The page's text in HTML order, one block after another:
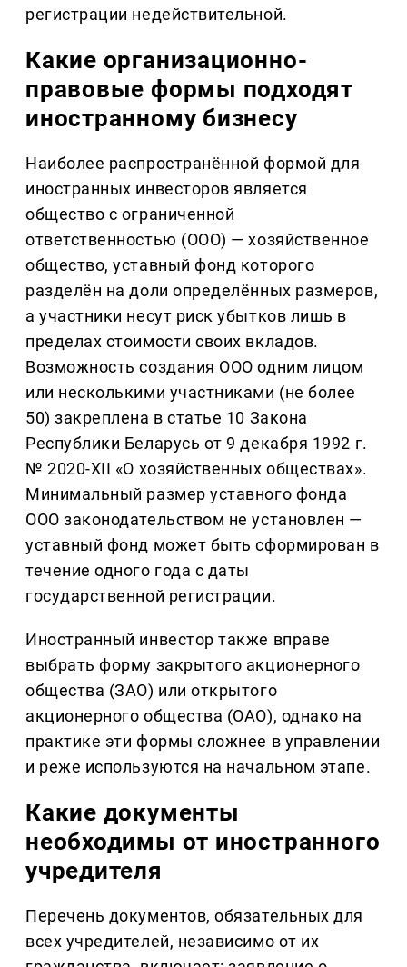
регистрации недействительной.
Какие организационно-
правовые формы подходят
иностранному бизнесу
Наиболее распространённой формой для
иностранных инвесторов является
общество с ограниченной
ответственностью (ООО) — хозяйственное
общество, уставный фонд которого
разделён на доли определённых размеров,
а участники несут риск убытков лишь в
пределах стоимости своих вкладов.
Возможность создания ООО одним лицом
или несколькими участниками (не более
50) закреплена в статье 10 Закона
Республики Беларусь от 9 декабря 1992 г.
№ 2020-XII «О хозяйственных обществах».
Минимальный размер уставного фонда
ООО законодательством не установлен —
уставный фонд может быть сформирован в
течение одного года с даты
государственной регистрации.
Иностранный инвестор также вправе
выбрать форму закрытого акционерного
общества (ЗАО) или открытого
акционерного общества (ОАО), однако на
практике эти формы сложнее в управлении
и реже используются на начальном этапе.
Какие документы
необходимы от иностранного
учредителя
Перечень документов, обязательных для
всех учредителей, независимо от их